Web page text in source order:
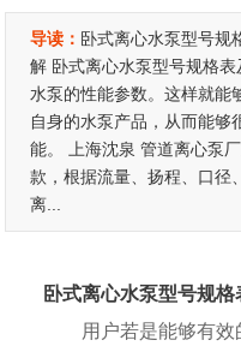
导读： 卧式离心水泵型号规
解 卧式离心水泵型号规格
水泵的性能参数。这样就能
自身的水泵产品，从而能够
能。 上海沈泉 管道离心泵
款，根据流量、扬程、口径
离...
卧式离心水泵型号规格
用户若是能够有效